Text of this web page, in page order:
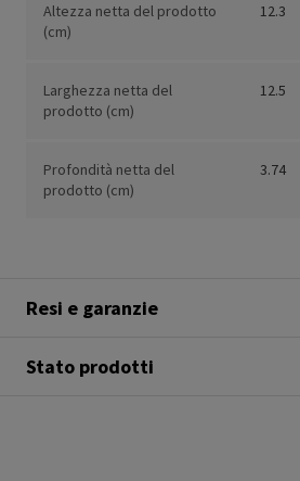
Altezza netta del prodotto
(cm)
12.3
Larghezza netta del
prodotto (cm)
12.5
Profondità netta del
prodotto (cm)
3.74
Resi e garanzie
Stato prodotti